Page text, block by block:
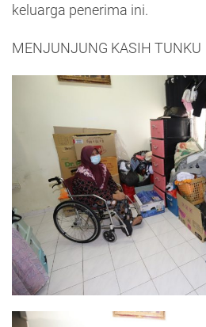
keluarga penerima ini.
MENJUNJUNG KASIH TUNKU